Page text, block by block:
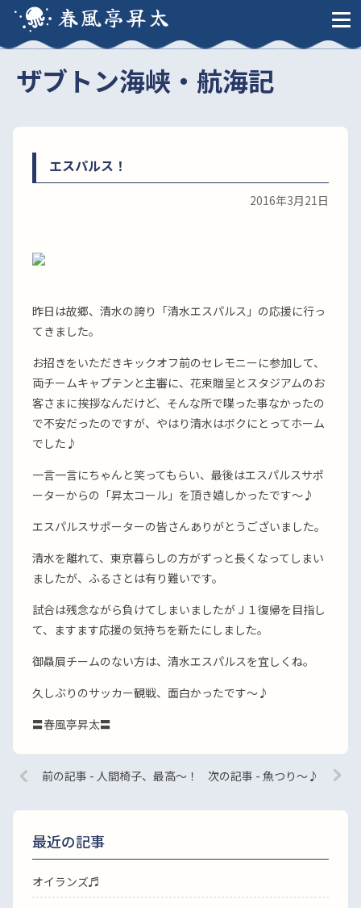
春風亭昇太
ザブトン海峡・航海記
エスパルス！
2016年3月21日
昨日は故郷、清水の誇り「清水エスパルス」の応援に行っ
てきました。
お招きをいただきキックオフ前のセレモニーに参加して、
両チームキャプテンと主審に、花束贈呈とスタジアムのお
客さまに挨拶なんだけど、そんな所で喋った事なかったの
で不安だったのですが、やはり清水はボクにとってホーム
でした♪
一言一言にちゃんと笑ってもらい、最後はエスパルスサポ
ーターからの「昇太コール」を頂き嬉しかったです〜♪
エスパルスサポーターの皆さんありがとうございました。
清水を離れて、東京暮らしの方がずっと長くなってしまい
ましたが、ふるさとは有り難いです。
試合は残念ながら負けてしまいましたがＪ１復帰を目指し
て、ますます応援の気持ちを新たにしました。
御贔屓チームのない方は、清水エスパルスを宜しくね。
久しぶりのサッカー観戦、面白かったです〜♪
〓春風亭昇太〓
前の記事 - 人間椅子、最高〜！ 次の記事 - 魚つり〜♪
最近の記事
オイランズ♬